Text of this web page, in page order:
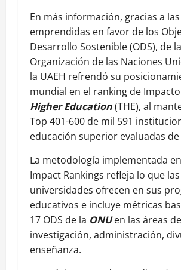
En más información, gracias a
emprendidas en favor de los
Desarrollo Sostenible (ODS), de la
Organización de las Naciones
la UAEH refrendó su
mundial en el ranking de
Higher Education(THE), al
Top 401-600 de mil 591
educación superior evaluadas de
La metodología implementada
Impact Rankings refleja lo que las
universidades ofrecen en sus
educativos e incluye métricas
17 ODS de la ONUen las áreas de
investigación, administración,
enseñanza.